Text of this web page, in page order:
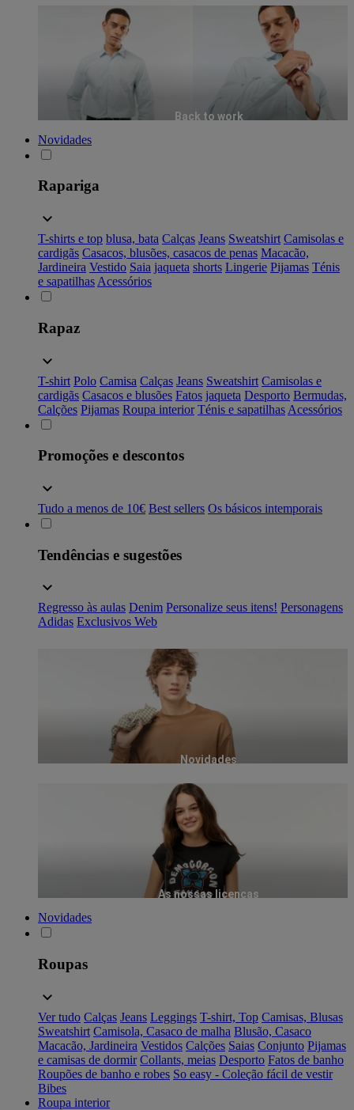
Back to work
Novidades
Rapariga
T-shirts e top blusa, bata Calças Jeans Sweatshirt Camisolas e
cardigãs Casacos, blusões, casacos de penas Macacão,
Jardineira Vestido Saia jaqueta shorts Lingerie Pijamas Ténis
e sapatilhas Acessórios
Rapaz
T-shirt Polo Camisa Calças Jeans Sweatshirt Camisolas e
cardigãs Casacos e blusões Fatos jaqueta Desporto Bermudas,
Calções Pijamas Roupa interior Ténis e sapatilhas Acessórios
Promoções e descontos
Tudo a menos de 10€ Best sellers Os básicos intemporais
Tendências e sugestões
Regresso às aulas Denim Personalize seus itens! Personagens
Adidas Exclusivos Web
Novidades
As nossas licenças
Novidades
Roupas
Ver tudo Calças Jeans Leggings T-shirt, Top Camisas, Blusas
Sweatshirt Camisola, Casaco de malha Blusão, Casaco
Macacão, Jardineira Vestidos Calções Saias Conjunto Pijamas
e camisas de dormir Collants, meias Desporto Fatos de banho
Roupões de banho e robes So easy - Coleção fácil de vestir
Bibes
Roupa interior